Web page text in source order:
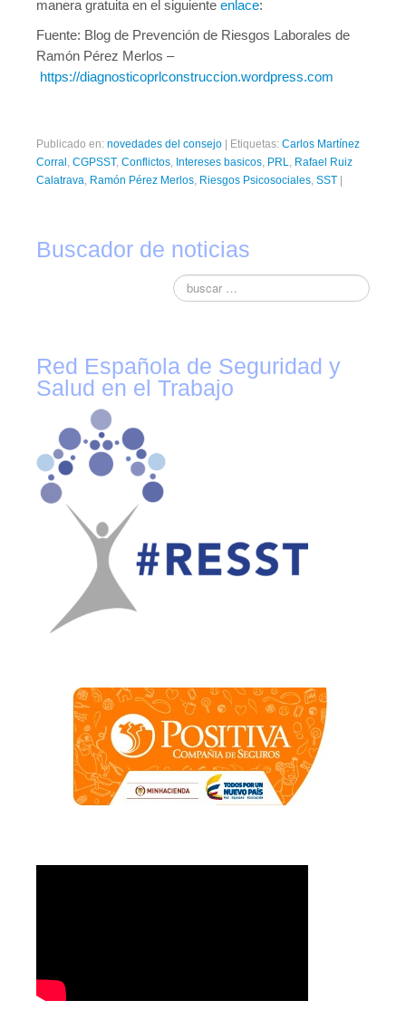
manera gratuita en el siguiente enlace:
Fuente: Blog de Prevención de Riesgos Laborales de
Ramón Pérez Merlos –
https://diagnosticoprlconstruccion.wordpress.com
Publicado en: novedades del consejo | Etiquetas: Carlos Martínez
Corral CGPSST, Conflictos Intereses basicos PRL
Rafael Ruiz
Calatrava Ramón Pérez Merlos Riesgos Psicosociales SST |
Buscador de noticias
Red Española de Seguridad y
Salud en el Trabajo